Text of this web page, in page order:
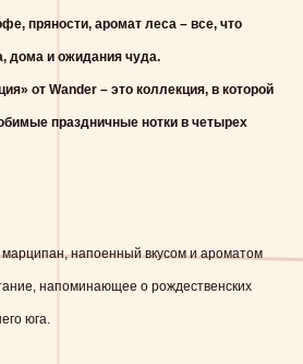
пряности, аромат леса – все, что
дома и ожидания чуда.
от Wander – это коллекция, в которой
праздничные нотки в четырех
напоенный вкусом и ароматом
напоминающее о рождественских
юга.